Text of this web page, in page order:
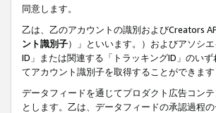
同意します。
乙は、乙のアカウントの識別およびCreators
ント識別子）」といいます。）およびアソシ
ID」または関連する「トラッキングID」のい
てアカウント識別子を取得することができます
データフィードを通じてプロダクト広告コン
とします。乙は、データフィードの承認過程